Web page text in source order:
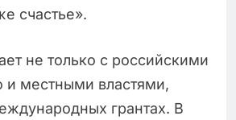
счастье».
не только с российскими
и местными властями,
грантах. В